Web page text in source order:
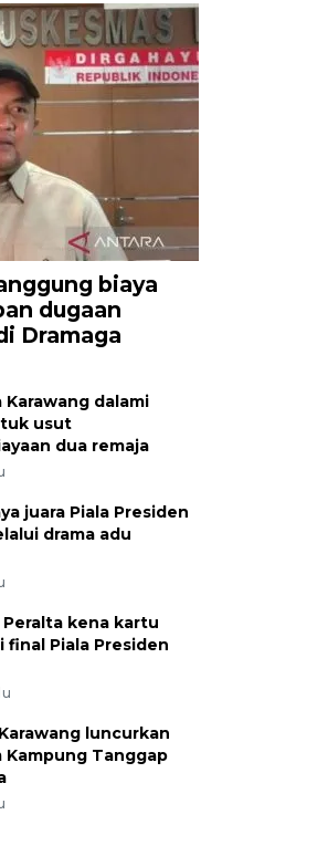
biaya
dugaan
Dramaga
Karawang dalami
usut
dua remaja
juara Piala Presiden
drama adu
Peralta kena kartu
final Piala Presiden
luncurkan
Kampung Tanggap